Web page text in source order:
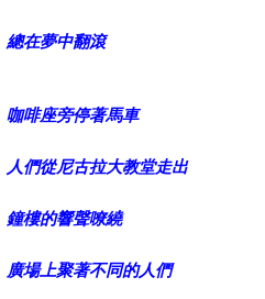
總在夢中翻滾
咖啡座旁停著馬車
人們從尼古拉大教堂走出
鐘樓的響聲嘹繞
廣場上聚著不同的人們